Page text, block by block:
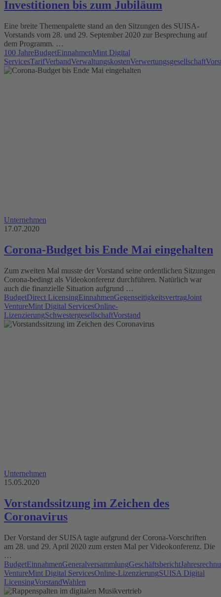
Investitionen bis zum Jubiläum
Eine breite Themenpalette stand an den Sitzungen des SUISA-
Vorstands vom 28. und 29. September 2020 zur Besprechung auf
dem Programm. …
100 JahreBudgetEinnahmenMint Digital
ServicesTarifVerbandVerwaltungskostenVerwertungsgesellschaft
Unternehmen
17.07.2020
Corona-Budget bis Ende Mai eingehalten
Zum zweiten Mal musste der Vorstand seine ordentlichen Sitzungen
Corona-bedingt als Videokonferenz durchführen. Natürlich war
auch die finanzielle Situation aufgrund …
BudgetDirect LicensingEinnahmenGegenseitigkeitsvertragJoint
VentureMint Digital ServicesOnline-
LizenzierungSchwestergesellschaftVorstand
Unternehmen
15.05.2020
Vorstandssitzung im Zeichen des
Coronavirus
Der Vorstand der SUISA tagte aufgrund der Corona-Vorschriften
am 28. und 29. April 2020 zum ersten Mal per Videokonferenz. Die
…
BudgetEinnahmenGeneralversammlungGeschäftsbericht
VentureMint Digital ServicesOnline-LizenzierungSUISA Digital
LicensingVorstandWahlen